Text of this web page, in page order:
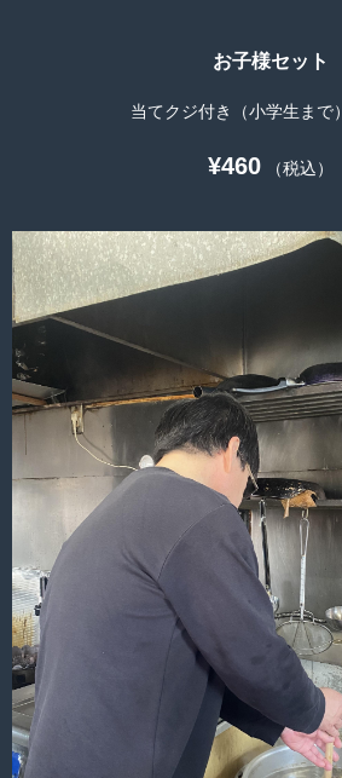
お子様セット
当てクジ付き（小学生まで）
¥460 （税込）